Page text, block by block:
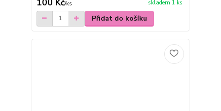
/ks skladem 1 ks
Přidat do košíku